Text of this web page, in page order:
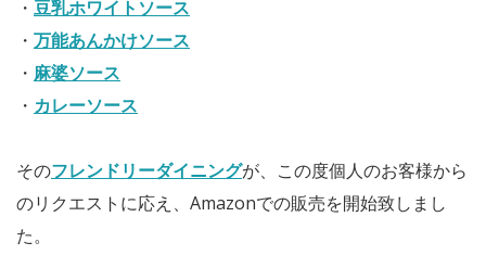
・ 豆乳ホワイトソース
・ 万能あんかけソース
・ 麻婆ソース
・ カレーソース
そのフレンドリーダイニングが、この度個人のお客様から
のリクエストに応え、Amazonでの販売を開始致しまし
た。